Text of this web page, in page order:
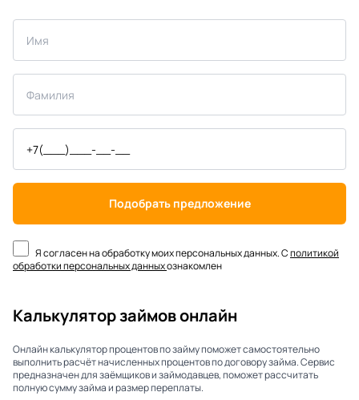
Подобрать предложение
Я согласен на обработку моих персональных данных. Сполитикой
обработки персональных данныхознакомлен
Калькулятор займов онлайн
Онлайн калькулятор процентов по займу поможет самостоятельно
выполнить расчёт начисленных процентов по договору займа. Сервис
предназначен для заёмщиков и займодавцев, поможет рассчитать
полную сумму займа и размер переплаты.